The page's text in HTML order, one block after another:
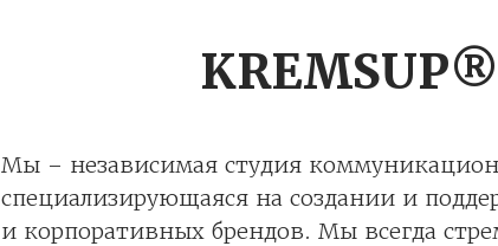
Мы – независимая студия
специализирующаяся на создании и
и корпоративных брендов. Мы всегда